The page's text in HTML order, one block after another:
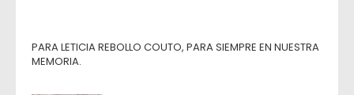
PARA LETICIA REBOLLO COUTO, PARA SIEMPRE EN NUESTRA
MEMORIA.